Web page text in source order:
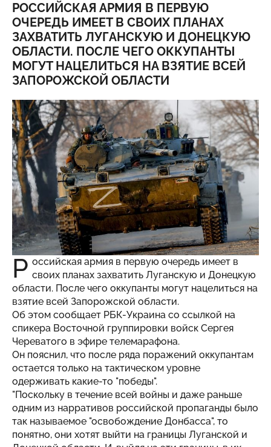
РОССИЙСКАЯ АРМИЯ В ПЕРВУЮ
ОЧЕРЕДЬ ИМЕЕТ В СВОИХ ПЛАНАХ
ЗАХВАТИТЬ ЛУГАНСКУЮ И ДОНЕЦКУЮ
ОБЛАСТИ. ПОСЛЕ ЧЕГО ОККУПАНТЫ
МОГУТ НАЦЕЛИТЬСЯ НА ВЗЯТИЕ ВСЕЙ
ЗАПОРОЖСКОЙ ОБЛАСТИ
Р оссийская армия в первую очередь имеет в
своих планах захватить Луганскую и Донецкую
области. После чего оккупанты могут нацелиться на
взятие всей Запорожской области.
Об этом сообщает РБК-Украина со ссылкой на
спикера Восточной группировки войск Сергея
Череватого в эфире телемарафона.
Он пояснил, что после ряда поражений оккупантам
остается только на тактическом уровне
одерживать какие-то "победы".
"Поскольку в течение всей войны и даже раньше
одним из нарративов российской пропаганды было
так называемое "освобождение Донбасса", то
понятно, они хотят выйти на границы Луганской и